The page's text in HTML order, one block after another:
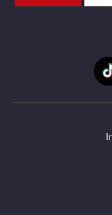
I